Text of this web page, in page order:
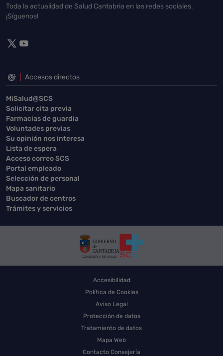
Toda la actualidad de Salud Cantabria en las redes sociales.
¡Síguenos!
Accesos directos
MiSalud@SCS
Solicitar cita previa
Farmacias de guardia
Voluntades previas
Su opinión nos interesa
Lista de espera
Acceso correo SCS
Portal empleado
Selección de personal
Mapa sanitario
Buscador de centros
Trámites y servicios
Accesibilidad
Política de Cookies
Aviso Legal
Protección de datos
Tratamiento de datos
Mapa Web
Contacto Consejería